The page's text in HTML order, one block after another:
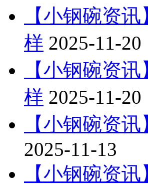
【小钢碗资
样 2025-11-20
【小钢碗资
样 2025-11-20
【小钢碗资
2025-11-13
【小钢碗资